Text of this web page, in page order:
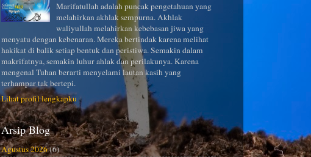
Marifatullah adalah puncak pengetahuan yang
melahirkan akhlak sempurna. Akhlak
waliyullah melahirkan kebebasan jiwa yang
menyatu dengan kebenaran. Mereka bertindak karena melihat
hakikat di balik setiap bentuk dan peristiwa. Semakin dalam
makrifatnya, semakin luhur ahlak dan perilakunya. Karena
mengenal Tuhan berarti menyelami lautan kasih yang
terhampar tak bertepi.
Lihat profil lengkapku
Arsip Blog
Agustus 2026(6)